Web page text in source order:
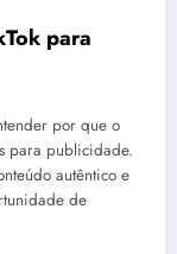
para
por que o
para publicidade.
autêntico e
de